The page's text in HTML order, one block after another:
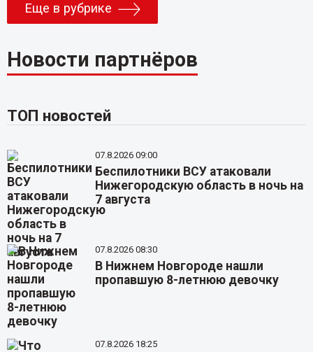
Еще в рубрике
Новости партнёров
ТОП новостей
07.8.2026 09:00
Беспилотники ВСУ атаковали
Нижегородскую область в ночь на
7 августа
07.8.2026 08:30
В Нижнем Новгороде нашли
пропавшую 8-летнюю девочку
07.8.2026 18:25